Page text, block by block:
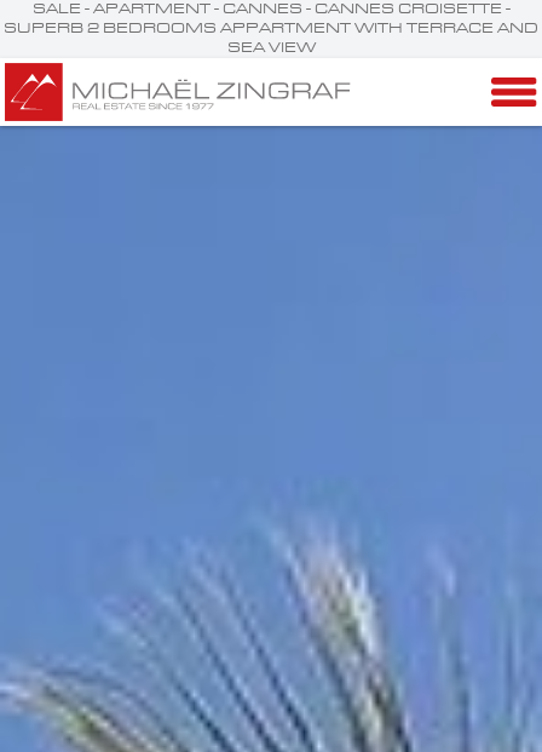
SALE - APARTMENT - CANNES - CANNES CROISETTE -
SUPERB 2 BEDROOMS APPARTMENT WITH TERRACE AND
SEA VIEW